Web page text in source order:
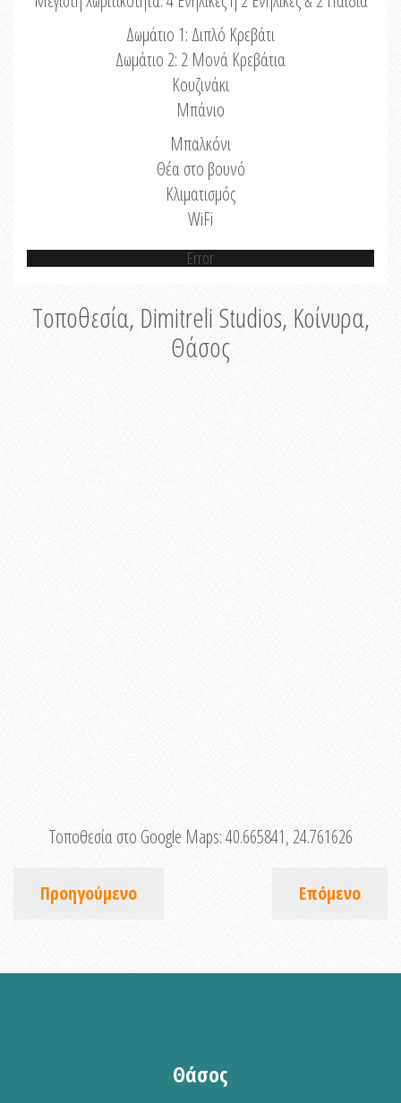
Δωμάτιο 1: Διπλό Κρεβάτι
Δωμάτιο 2: 2 Μονά Κρεβάτια
Κουζινάκι
Μπάνιο
Μπαλκόνι
Θέα στο βουνό
Κλιματισμός
WiFi
Error
Τοποθεσία, Dimitreli Studios, Κοίνυρα,
Θάσος
Τοποθεσία στο Google Maps:40.665841, 24.761626
Προηγούμενο Επόμενο
Θάσος